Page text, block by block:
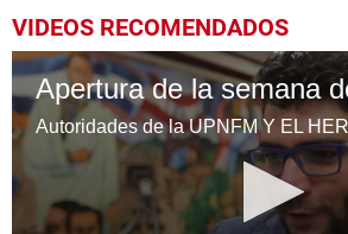
VIDEOS RECOMENDADOS